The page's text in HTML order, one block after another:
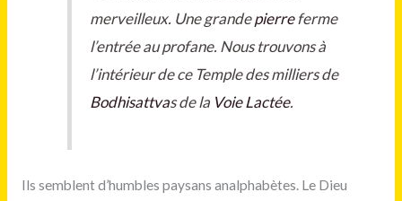
merveilleux. Une grandepierreferme
l’entrée au profane. Nous trouvons à
l’intérieur de ce Temple des milliers de
Bodhisattvas de la Voie Lactée.
Ils semblent d’humbles paysans analphabètes. Le Dieu